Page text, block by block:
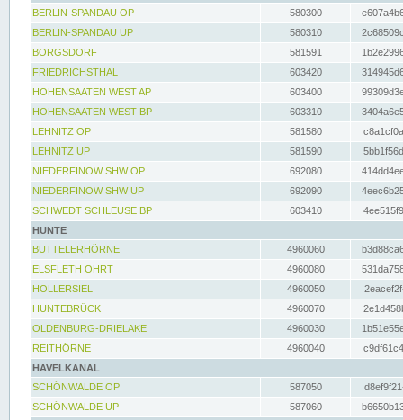
BERLIN-SPANDAU OP
580300
BERLIN-SPANDAU UP
580310
BORGSDORF
581591
FRIEDRICHSTHAL
603420
HOHENSAATEN WEST AP
603400
HOHENSAATEN WEST BP
603310
LEHNITZ OP
581580
LEHNITZ UP
581590
NIEDERFINOW SHW OP
692080
NIEDERFINOW SHW UP
692090
SCHWEDT SCHLEUSE BP
603410
HUNTE
BUTTELERHÖRNE
4960060
ELSFLETH OHRT
4960080
HOLLERSIEL
4960050
HUNTEBRÜCK
4960070
OLDENBURG-DRIELAKE
4960030
REITHÖRNE
4960040
HAVELKANAL
SCHÖNWALDE OP
587050
SCHÖNWALDE UP
587060